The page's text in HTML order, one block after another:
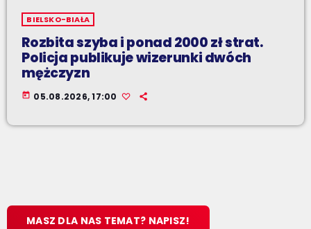
BIELSKO-BIAŁA
Rozbita szyba i ponad 2000 zł strat.
Policja publikuje wizerunki dwóch
mężczyzn
today 05.08.2026, 17:00
MASZ DLA NAS TEMAT? NAPISZ!